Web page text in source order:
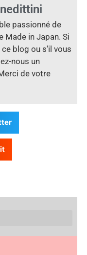
passionné de
Made in Japan. Si
blog ou s'il vous
nous un
de votre